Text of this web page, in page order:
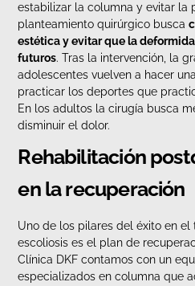
estabilizar la columna y evitar la
planteamiento quirúrgico busca
estética y evitar que la
futuros. Tras la intervención, la
adolescentes vuelven a hacer
practicar los deportes que
En los adultos la cirugía busca
disminuir el dolor.
Rehabilitación
en la recuperación
Uno de los pilares del éxito en
escoliosis es el plan de
Clínica DKF contamos con un
especializados en columna que